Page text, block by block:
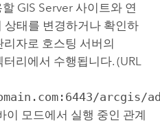
할 GIS Server사이트와 연
상태를 변경하거나 확인하
자로 호스팅 서버의
리에서 수행됩니다. (URL
arcgis/
이 모드에서 실행 중인 관계